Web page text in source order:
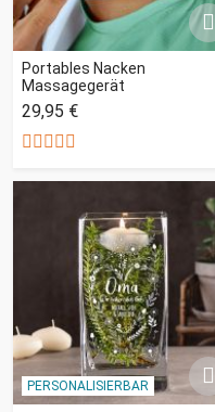
Portables Nacken
Massagegerät
29,95 €
PERSONALISIERBAR